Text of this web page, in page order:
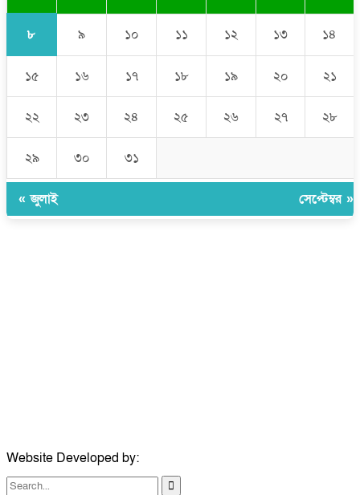
৮ ৯ ১০ ১১ ১২ ১৩ ১৪
১৫ ১৬ ১৭ ১৮ ১৯ ২০ ২১
২২ ২৩ ২৪ ২৫ ২৬ ২৭ ২৮
২৯ ৩০ ৩১
« জুলাই সেপ্টেম্বর »
Website Developed by: